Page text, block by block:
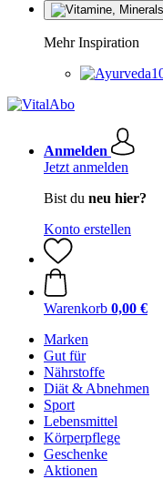
Mehr Inspiration
Anmelden
Jetzt anmelden
Bist du neu hier?
Konto erstellen
Warenkorb 0,00 €
Marken
Gut für
Nährstoffe
Diät & Abnehmen
Sport
Lebensmittel
Körperpflege
Geschenke
Aktionen